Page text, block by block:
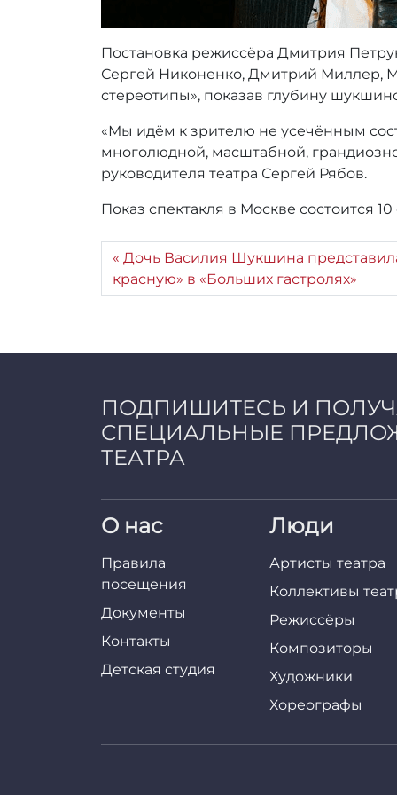
Постановка режиссёра Дмитрия
Сергей Никоненко, Дмитрий Миллер,
стереотипы», показав глубину
«Мы идём к зрителю не усечённым
многолюдной, масштабной,
руководителя театра Сергей Рябов.
Показ спектакля в Москве состоится
Дочь Василия Шукшина
красную» в «Больших гастролях»
ПОДПИШИТЕСЬ И
СПЕЦИАЛЬНЫЕ
ТЕАТРА
О нас
Правила
посещения
Документы
Контакты
Детская студия
Люди
Артисты театра
Коллективы
Режиссёры
Композиторы
Художники
Хореографы